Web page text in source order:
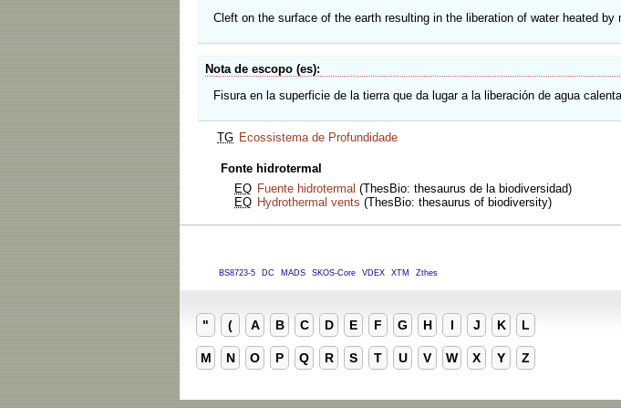
Cleft on the surface of the earth resulting in the liberation of water heated
Nota de escopo (es)
Fisura en la superficie de la tierra que da lugar a la liberación de agua
TG Ecossistema de Profundidade
Fonte hidrotermal
EQ Fuente hidrotermal (ThesBio: thesaurus de la biodiversidad)
EQ Hydrothermal vents (ThesBio: thesaurus of biodiversity)
BS8723-5 DC MADS SKOS-Core VDEX XTM Zthes
" ( A B C D E F G H I J K L
M N O P Q R S T U V W X Y Z